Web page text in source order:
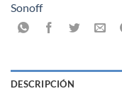
Sonoff
DESCRIPCIÓN